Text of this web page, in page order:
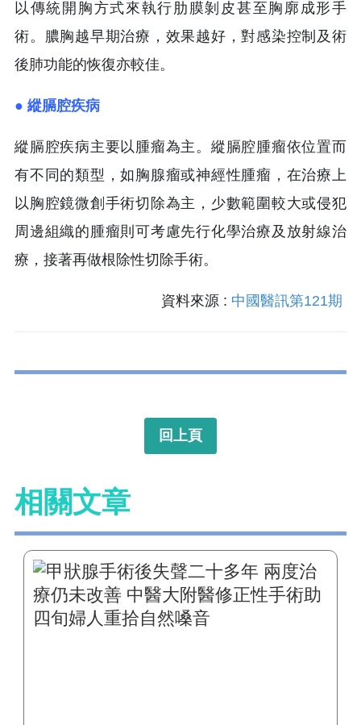
以傳統開胸方式來執行肋膜剝皮甚至胸廓成形手
術。膿胸越早期治療，效果越好，對感染控制及術
後肺功能的恢復亦較佳。
● 縱膈腔疾病
縱膈腔疾病主要以腫瘤為主。縱膈腔腫瘤依位置而
有不同的類型，如胸腺瘤或神經性腫瘤，在治療上
以胸腔鏡微創手術切除為主，少數範圍較大或侵犯
周邊組織的腫瘤則可考慮先行化學治療及放射線治
療，接著再做根除性切除手術。
資料來源 : 中國醫訊第121期
回上頁
相關文章